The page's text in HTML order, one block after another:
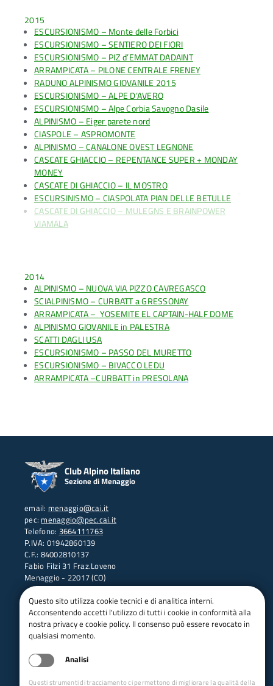
2015
ESCURSIONISMO – Monte delle Forbici
ESCURSIONISMO – SENTIERO DEI FIORI
ESCURSIONISMO – PIZ d’EMMAT DADAINT
ARRAMPICATA – PILONE CENTRALE FRENEY
RADUNO ALPINISMO GIOVANILE 2015
ESCURSIONISMO – ALPE D’AVERO
ESCURSIONISMO – Alpe Corbia Savogno Dasile
ALPINISMO – Eiger parete nord
CIASPOLE – ASPROMONTE
ALPINISMO – CANALONE OVEST LEGNONE
CASCATE GHIACCIO – REPENTANCE SUPER + MONDAY
MONEY
CASCATE DI GHIACCIO – IL MOSTRO
ESCURSINISMO – CIASPOLATA PIAN DELLE BETULLE
CASCATE DI GHIACCIO – MULEGNS E BRAINPOWER
VIAMALA
2014
ALPINISMO – NUOVA VIA PIZZO CAVREGASCO
SCIALPINISMO – CURBATT a GRESSONAY
ARRAMPICATA – YOSEMITE EL CAPTAIN-HALF DOME
ALPINISMO GIOVANILE in PALESTRA
SCATTI DAGLI USA
ESCURSIONISMO – PASSO DEL MURETTO
ESCURSIONISMO – BIVACCO LEDU
ARRAMPICATA –CURBATTin PRESOLANA
Club Alpino Italiano
Sezione di Menaggio
email: menaggio@cai.it
pec: menaggio@pec.cai.it
Telefono: 3664111763
P.IVA: 01942860139
C.F.: 84002810137
Fabio Filzi 31 Fraz.Loveno
Menaggio - 22017 (CO)
Collegamenti Rapidi
Club Alpino Italiano
Accesso Operatori
Questo sito utilizza cookie tecnici e di analitica interni.
Acconsentendo accetti l'utilizzo di tutti i cookie in conformità alla
nostra privacy e cookie policy. Il consenso può essere revocato in
qualsiasi momento.
Analisi
Questi strumenti di tracciamento ci permettono di migliorare la qualità della